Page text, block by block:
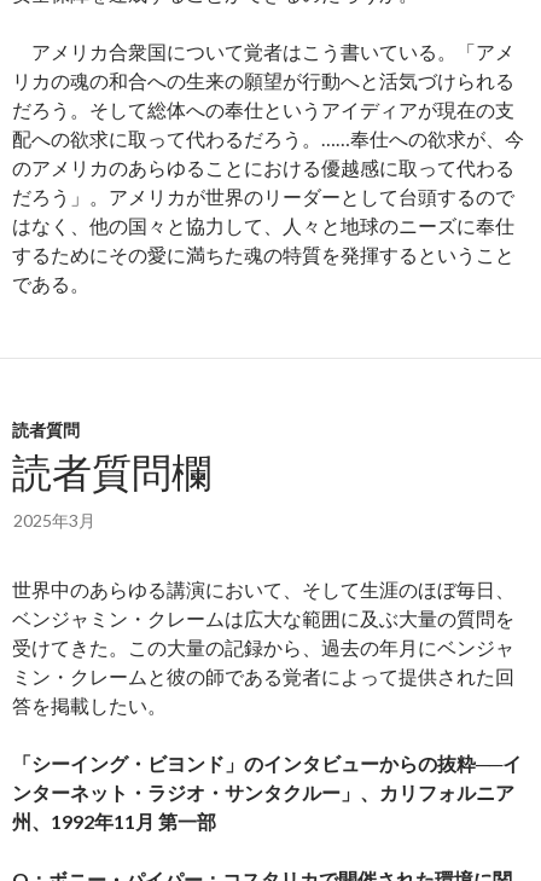
アメリカ合衆国について覚者はこう書いている。「アメ
リカの魂の和合への生来の願望が行動へと活気づけられる
だろう。そして総体への奉仕というアイディアが現在の支
配への欲求に取って代わるだろう。……奉仕への欲求が、今
のアメリカのあらゆることにおける優越感に取って代わる
だろう」。アメリカが世界のリーダーとして台頭するので
はなく、他の国々と協力して、人々と地球のニーズに奉仕
するためにその愛に満ちた魂の特質を発揮するということ
である。
読者質問
読者質問欄
2025年3月
世界中のあらゆる講演において、そして生涯のほぼ毎日、
ベンジャミン・クレームは広大な範囲に及ぶ大量の質問を
受けてきた。この大量の記録から、過去の年月にベンジャ
ミン・クレームと彼の師である覚者によって提供された回
答を掲載したい。
「シーイング・ビヨンド」のインタビューからの抜粋──イ
ンターネット・ラジオ・サンタクルー」、カリフォルニア
州、1992年11月 第一部